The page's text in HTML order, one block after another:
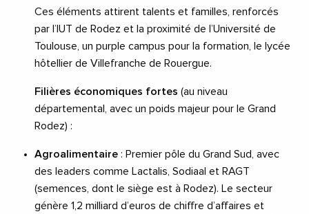
Ces éléments attirent talents et familles, renforcés
par l’IUT de Rodez et la proximité de l’Université de
Toulouse, un purple campus pour la formation, le lycée
hôtellier de Villefranche de Rouergue.
Filières économiques fortes (au niveau
départemental, avec un poids majeur pour le Grand
Rodez) :
Agroalimentaire : Premier pôle du Grand Sud, avec
des leaders comme Lactalis, Sodiaal et RAGT
(semences, dont le siège est à Rodez). Le secteur
génère 1,2 milliard d’euros de chiffre d’affaires et